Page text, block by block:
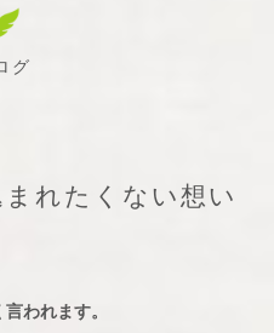
グ
まれたくない想い
われます。